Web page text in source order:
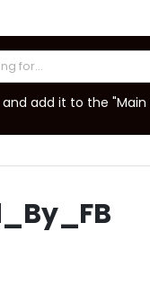
add it to the "Main